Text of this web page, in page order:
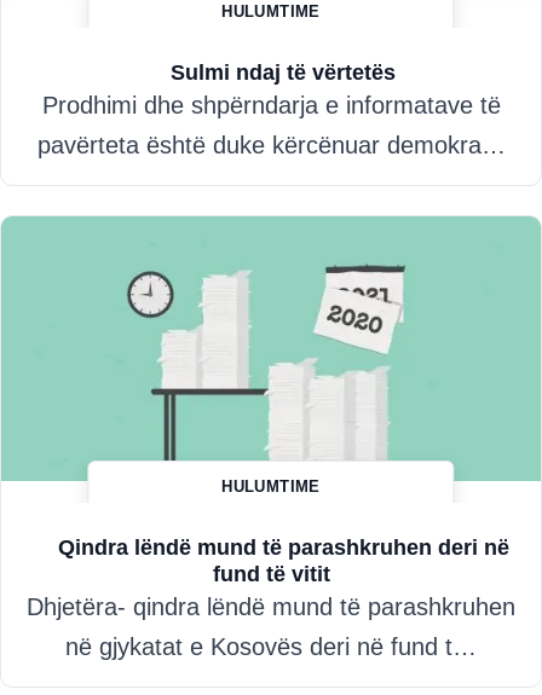
HULUMTIME
Sulmi ndaj të vërtetës
Prodhimi dhe shpërndarja e informatave të
pavërteta është duke kërcënuar demokra…
HULUMTIME
Qindra lëndë mund të parashkruhen deri në
fund të vitit
Dhjetëra- qindra lëndë mund të parashkruhen
në gjykatat e Kosovës deri në fund t…